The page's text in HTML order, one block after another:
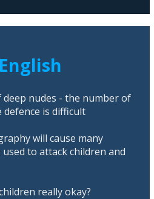
nudes - the number of
defence is difficult
will cause many
to attack children and
really okay?